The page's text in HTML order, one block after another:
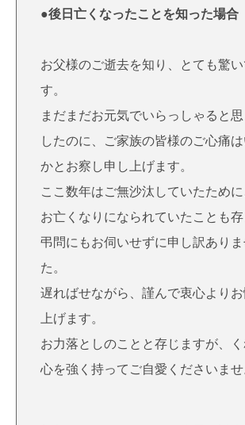
●後日亡くなったことを知った場合
お父様のご逝去を知り、とても驚い
す。
まだまだお元気でいらっしゃると
したのに、ご家族の皆様のご心痛
かとお察し申し上げます。
ここ数年はご無沙汰していたため
お亡くなりになられていたことも存
弔問にもお伺いせずに申し訳あり
た。
遅ればせながら、謹んで衷心より
上げます。
お力落としのことと存じますが、
心を強く持ってご自愛くださいませ